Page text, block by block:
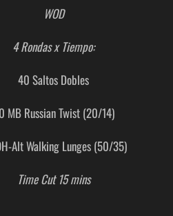
WOD
4 Rondas x Tiempo:
40 Saltos Dobles
MB Russian Twist (20/14)
Alt Walking Lunges (50/35)
Time Cut 15 mins